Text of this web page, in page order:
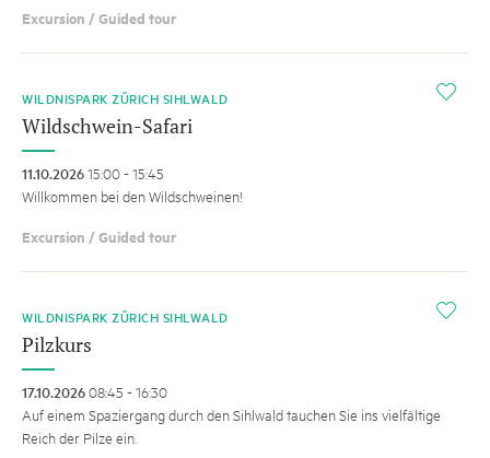
Excursion / Guided tour
i
WILDNISPARK ZÜRICH SIHLWALD
Wildschwein-Safari
11.10.202615:00 - 15:45
Willkommen bei den Wildschweinen!
Excursion / Guided tour
i
WILDNISPARK ZÜRICH SIHLWALD
Pilzkurs
17.10.202608:45 - 16:30
Auf einem Spaziergang durch den Sihlwald tauchen Sie ins vielfältige
Reich der Pilze ein.